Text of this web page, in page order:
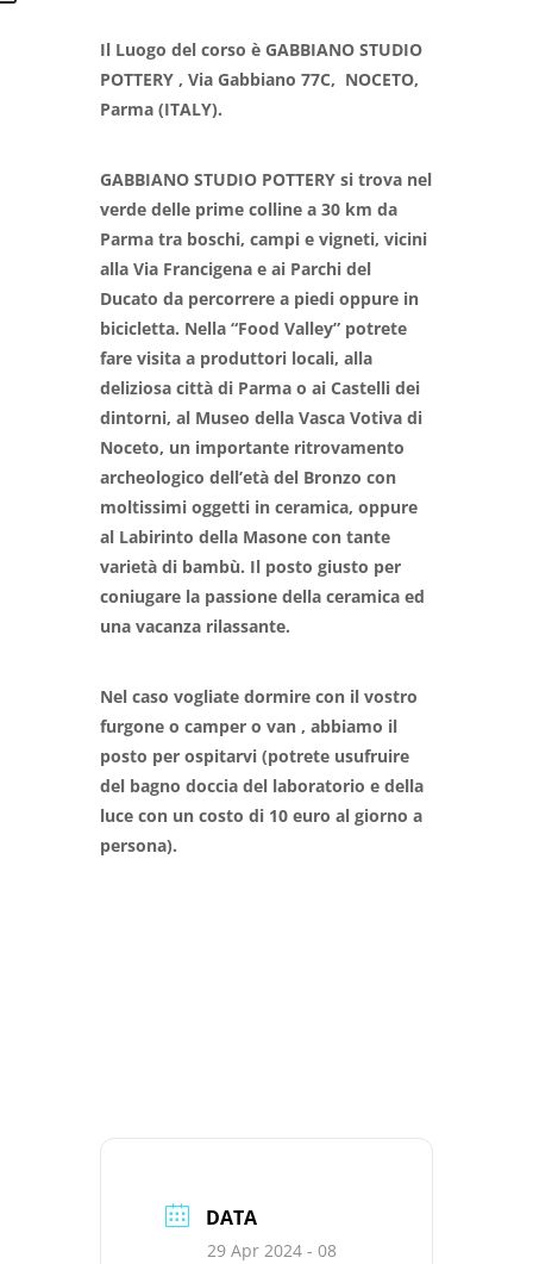
Il Luogo del corso è GABBIANO STUDIO
POTTERY , Via Gabbiano 77C, NOCETO,
Parma (ITALY).
GABBIANO STUDIO POTTERY si trova nel
verde delle prime colline a 30 km da
Parma tra boschi, campi e vigneti, vicini
alla Via Francigena e ai Parchi del
Ducato da percorrere a piedi oppure in
bicicletta. Nella “Food Valley” potrete
fare visita a produttori locali, alla
deliziosa città di Parma o ai Castelli dei
dintorni, al Museo della Vasca Votiva di
Noceto, un importante ritrovamento
archeologico dell’età del Bronzo con
moltissimi oggetti in ceramica, oppure
al Labirinto della Masone con tante
varietà di bambù. Il posto giusto per
coniugare la passione della ceramica ed
una vacanza rilassante.
Nel caso vogliate dormire con il vostro
furgone o camper o van , abbiamo il
posto per ospitarvi (potrete usufruire
del bagno doccia del laboratorio e della
luce con un costo di 10 euro al giorno a
persona).
DATA
29 Apr 2024 - 08